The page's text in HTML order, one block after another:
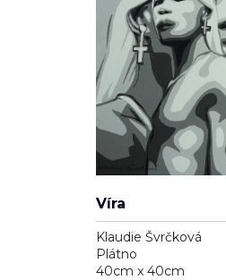
Víra
Klaudie Švrčková
Plátno
40cm x 40cm